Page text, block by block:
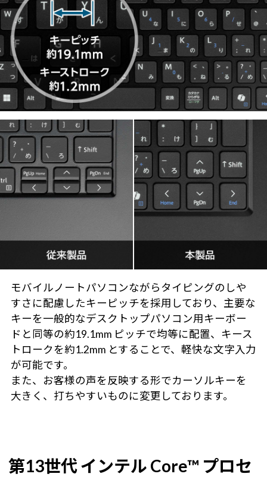
モバイルノートパソコンながらタイピングのしや
すさに配慮したキーピッチを採用しており、主要な
キーを一般的なデスクトップパソコン用キーボー
ドと同等の約19.1mm ピッチで均等に配置、キース
トロークを約1.2mm とすることで、軽快な文字入力
が可能です。
また、お客様の声を反映する形でカーソルキーを
大きく、打ちやすいものに変更しております。
第13世代 インテル Core™ プロセ